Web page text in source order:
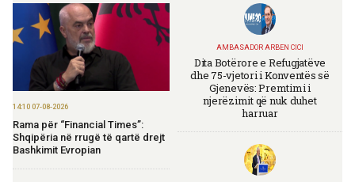
14:10 07-08-2026
Rama për “Financial Times”:
Shqipëria në rrugë të qartë drejt
Bashkimit Evropian
AMBASADOR ARBEN CICI
Dita Botërore e Refugjatëve
dhe 75-vjetori i Konventës së
Gjenevës: Premtimi i
njerëzimit që nuk duhet
harruar